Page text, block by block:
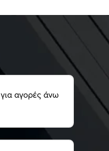
για αγορές άνω